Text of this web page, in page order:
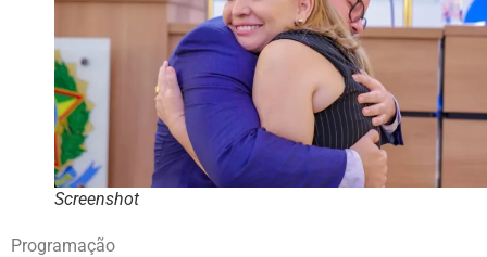
Screenshot
Programação